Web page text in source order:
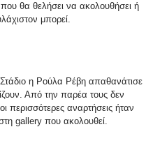
θα θελήσει να ακολουθήσει ή
μπορεί.
η Ρούλα Ρέβη απαθανάτισε
Από την παρέα τους δεν
περισσότερες αναρτήσεις ήταν
gallery που ακολουθεί.